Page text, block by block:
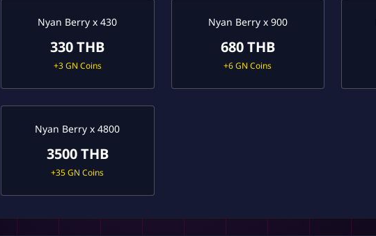
Nyan Berry x 430
330 THB
+3 GN Coins
Nyan Berry x 900
680 THB
+6 GN Coins
Nyan Berry x 4800
3500 THB
+35 GN Coins